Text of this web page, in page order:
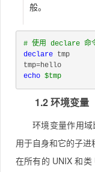
般。
# 使用 declare 命
declare tmp
tmp=hello
echo $tmp
1.2 环境变量
环境变量作用
用于自身和它的子进
在所有的 UNIX 和